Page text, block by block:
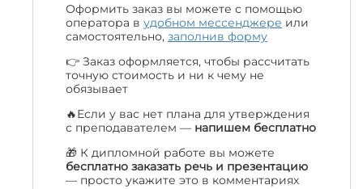
Оформить заказ вы можете с помощью
оператора в удобном мессенджере или
самостоятельно, заполнив форму
👉 Заказ оформляется, чтобы рассчитать
точную стоимость и ни к чему не
обязывает
🔥Если у вас нет плана для утверждения
с преподавателем — напишем бесплатно
🎁 К дипломной работе вы можете
бесплатно заказать речь и презентацию
— просто укажите это в комментариях